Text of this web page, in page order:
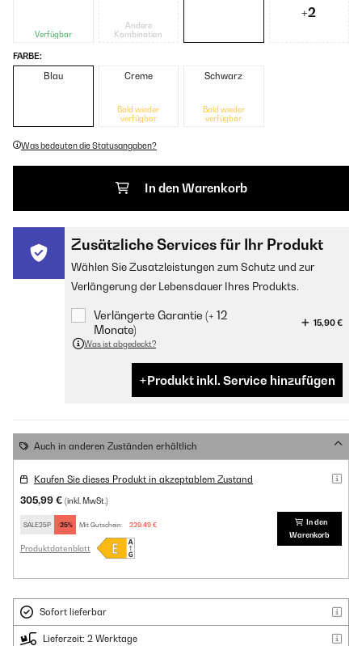
Verfügbar
Andere
Kombination
+2
FARBE:
Blau Creme
Bald wieder
verfügbar
Schwarz
Bald wieder
verfügbar
Was bedeuten die Statusangaben?
In den Warenkorb
Zusätzliche Services für Ihr Produkt
Wählen Sie Zusatzleistungen zum Schutz und zur
Verlängerung der Lebensdauer Ihres Produkts.
Verlängerte Garantie (+ 12
Monate)
15,90 €
Was ist abgedeckt?
Produkt inkl. Service hinzufügen
Auch in anderen Zuständen erhältlich
Kaufen Sie dieses Produkt in akzeptablem Zustand
305,99 € (inkl. MwSt.)
SALE25P -25% Mit Gutschein: 229,49 €
Produktdatenblatt
In den
Warenkorb
Sofort lieferbar
Lieferzeit: 2 Werktage